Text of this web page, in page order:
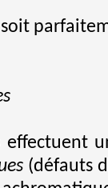
effectuent
(défauts